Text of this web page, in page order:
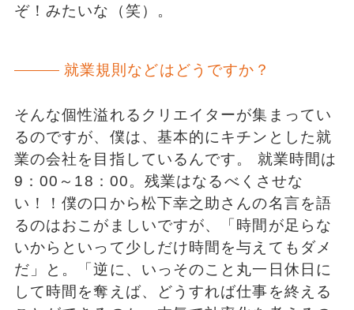
ぞ！みたいな（笑）。
就業規則などはどうですか？
そんな個性溢れるクリエイターが集まってい
るのですが、僕は、基本的にキチンとした就
業の会社を目指しているんです。 就業時間は
9：00～18：00。残業はなるべくさせな
い！！僕の口から松下幸之助さんの名言を語
るのはおこがましいですが、「時間が足らな
いからといって少しだけ時間を与えてもダメ
だ」と。「逆に、いっそのこと丸一日休日に
して時間を奪えば、どうすれば仕事を終える